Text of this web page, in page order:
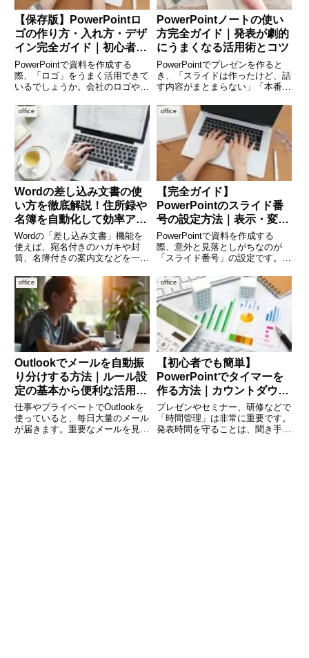
【保存版】PowerPointロ
ゴの作り方・入れ方・デザ
イン完全ガイド｜初心者で
もプロ並みに仕上がる方法
PowerPointで資料を作成する
際、「ロゴ」をうまく活用できて
いるでしょうか。会社のロゴやブ
で、資料の信頼感や完成度は大き
く変わります。一方で、「ロゴの
入れ方が分からない」「毎スライ
ドに入れるのが面倒」「見
PowerPointノートの使い
方完全ガイド｜発表が劇的
にうまくなる活用術とコツ
PowerPointでプレゼンを作ると
き、「スライドは作ったけど、話
す内容がまとまらない」「本番で
た悩みはありませんか。そんなと
きに役立つのが「ノート機能」で
す。PowerPointのノートは、ス
ライドには表示
office
Wordの差し込み文書の使
い方を徹底解説！住所録や
名簿を自動化して効率アッ
プ
Wordの「差し込み文書」機能を
使えば、宛名付きのハガキや封
筒、名簿付きの案内文などを一気
Excelなどのデータと連携するこ
とで、ひとつひとつ手作業で書い
ていたものを自動化でき、大幅な
時間短縮とミスの防止にもつなが
office
【完全ガイド】
PowerPointのスライド番
号の設定方法｜表示・変
更・デザイン調整まで徹底
解説
PowerPointで資料を作成する
際、意外と見落としがちなのが
「スライド番号」の設定です。ス
説明のしやすさに大きく関わる重
要な要素です。特に会議やプレゼ
ンテーションでは、「〇ページを
ご覧ください」といった案内
office
Outlookでメールを自動振
り分けする方法｜ルール設
定の基本から便利な活用術
まで徹底解説
仕事やプライベートでOutlookを
使っていると、毎日大量のメール
が届きます。重要なメールを見逃
office
【初心者でも簡単】
PowerPointでタイマーを
作る方法｜カウントダウ
ン・ストップウォッチ完全
ガイド
プレゼンやセミナー、研修などで
「時間管理」は非常に重要です。
発表時間を守ることは、聞き手に